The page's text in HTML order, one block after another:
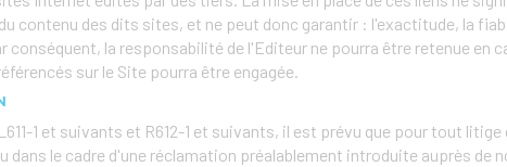
contenu des dits sites, et ne peut donc garantir : l'exactitude, la
la responsabilité de l'Editeur ne pourra être retenue en
sur le Site pourra être engagée.
1 et suivants et R612-1 et suivants, il est prévu que pour tout
le cadre d'une réclamation préalablement introduite auprès de